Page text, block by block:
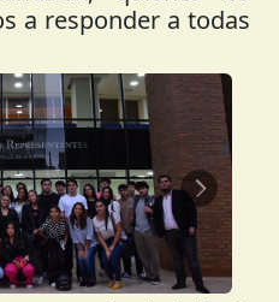
a responder a todas